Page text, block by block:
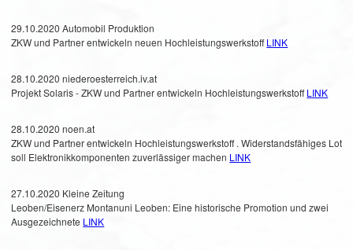
29.10.2020 Automobil Produktion
ZKW und Partner entwickeln neuen HochleistungswerkstoffLINK
28.10.2020 niederoesterreich.iv.at
Projekt Solaris - ZKW und Partner entwickeln HochleistungswerkstoffLINK
28.10.2020 noen.at
ZKW und Partner entwickeln Hochleistungswerkstoff . Widerstandsfähiges Lot
soll Elektronikkomponenten zuverlässiger machen LINK
27.10.2020 Kleine Zeitung
Leoben/Eisenerz Montanuni Leoben: Eine historische Promotion und zwei
Ausgezeichnete LINK